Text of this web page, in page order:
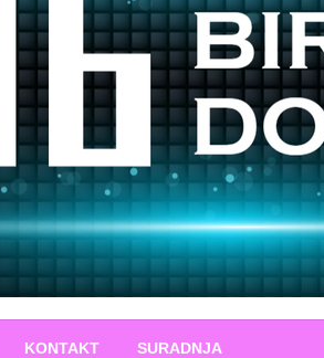
KONTAKT SURADNJA